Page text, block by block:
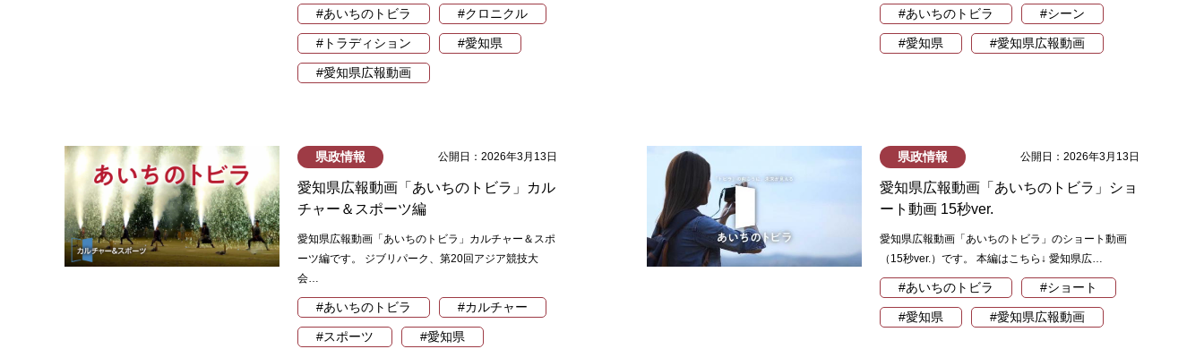
#あいちのトビラ #クロニクル
#トラディション #愛知県
#愛知県広報動画
#あいちのトビラ #シーン
#愛知県 #愛知県広報動画
県政情報 公開日：2026年3月13日
愛知県広報動画「あいちのトビラ」カル
チャー＆スポーツ編
愛知県広報動画「あいちのトビラ」カルチャー＆スポ
ーツ編です。 ジブリパーク、第20回アジア競技大
会…
#あいちのトビラ #カルチャー
#スポーツ #愛知県
県政情報 公開日：2026年3月13日
愛知県広報動画「あいちのトビラ」ショ
ート動画 15秒ver.
愛知県広報動画「あいちのトビラ」のショート動画
（15秒ver.）です。 本編はこちら↓ 愛知県広…
#あいちのトビラ #ショート
#愛知県 #愛知県広報動画